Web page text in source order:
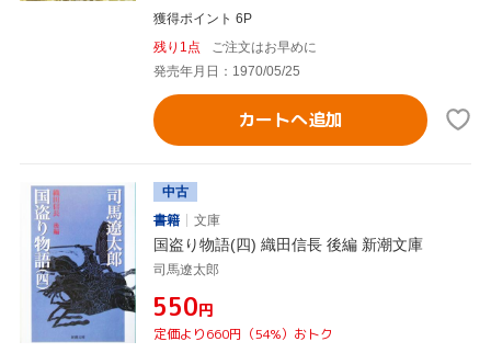
獲得ポイント 6P
残り1点
ご注文はお早めに
発売年月日：1970/05/25
カートへ追加
中古
書籍
文庫
国盗り物語(四) 織田信長 後編 新潮文庫
司馬遼太郎
¥550円
定価より660円（54%）おトク